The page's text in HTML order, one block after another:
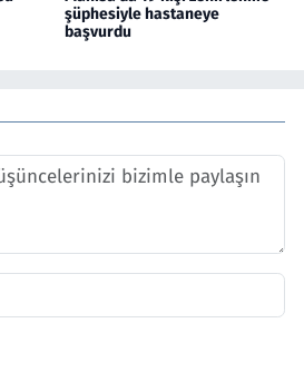
şüphesiyle hastaneye
başvurdu